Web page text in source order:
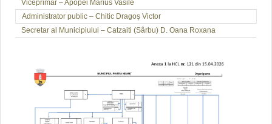
Viceprimar – Apopei Marius Vasile
Administrator public – Chitic Dragoș Victor
Secretar al Municipiului – Catzaiti (Sârbu) D. Oana Roxana